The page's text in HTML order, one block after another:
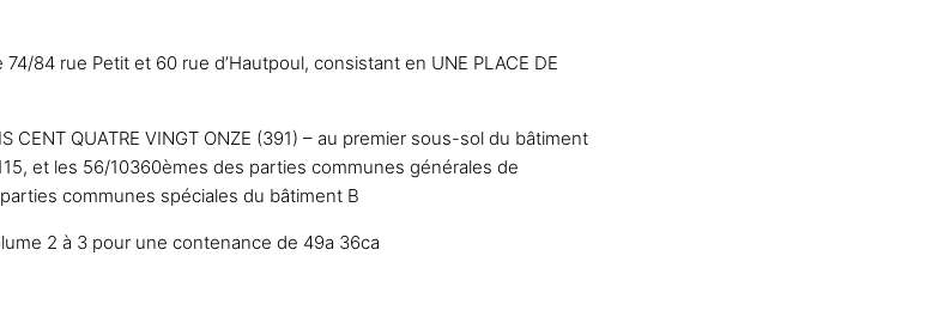
84 rue Petit et 60 rue d’Hautpoul, consistant en UNE PLACE DE
CENT QUATRE VINGT ONZE (391) – au premier sous-sol du bâtiment
et les 56/10360èmes des parties communes générales de
communes spéciales du bâtiment B
2 à 3 pour une contenance de 49a 36ca